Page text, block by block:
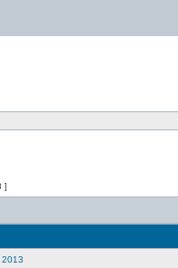
]
2013